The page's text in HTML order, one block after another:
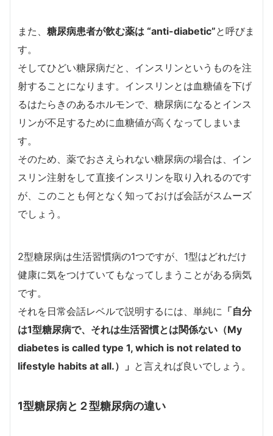
また、 糖尿病患者が飲む薬は “anti-diabetic”と呼びま
す。
そしてひどい糖尿病だと、インスリンというものを注
射することになります。インスリンとは血糖値を下げ
るはたらきのあるホルモンで、糖尿病になるとインス
リンが不足するために血糖値が高くなってしまいま
す。
そのため、薬でおさえられない糖尿病の場合は、イン
スリン注射をして直接インスリンを取り入れるのです
が、このことも何となく知っておけば会話がスムーズ
でしょう。
2型糖尿病は生活習慣病の1つですが、1型はどれだけ
健康に気をつけていてもなってしまうことがある病気
です。
それを日常会話レベルで説明するには、単純に 「自分
は1型糖尿病で、それは生活習慣とは関係ない（My
diabetes is called type 1, which is not related to
lifestyle habits at all.）」 と言えれば良いでしょう。
1型糖尿病と２型糖尿病の違い